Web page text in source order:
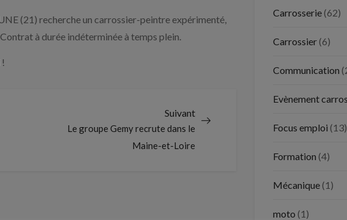
(21) recherche un carrossier-peintre expérimenté,
à durée indéterminée à temps plein.
!
Suivant
Le groupe Gemy recrute dans le
Maine-et-Loire
Carrosserie (62)
Carrossier (6)
Communication
Evènement
Focus emploi (13)
Formation (4)
Mécanique (1)
moto (1)